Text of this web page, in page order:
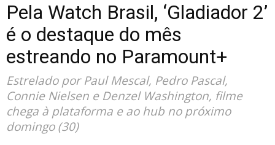
Pela Watch Brasil, ‘Gladiador 2’
é o destaque do mês
estreando no Paramount+
Estrelado por Paul Mescal, Pedro Pascal,
Connie Nielsen e Denzel Washington, filme
chega à plataforma e ao hub no próximo
domingo (30)